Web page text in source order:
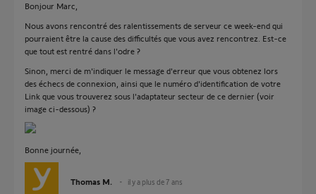
Bonjour Marc,
Nous avons rencontré des ralentissements de serveur ce week-end qui
pourraient être la cause des difficultés que vous avez rencontrez. Est-ce
que tout est rentré dans l'odre ?
Sinon, merci de m'indiquer le message d'erreur que vous obtenez lors
des échecs de connexion, ainsi que le numéro d'identification de votre
Link que vous trouverez sous l'adaptateur secteur de ce dernier (voir
image ci-dessous) ?
Bonne journée,
Thomas M. il y a plus de 7 ans